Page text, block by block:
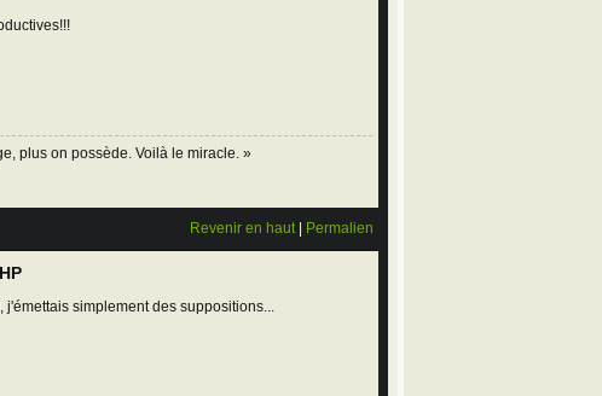
plus on possède. Voilà le miracle. »
Revenir en haut| Permalien
simplement des suppositions...